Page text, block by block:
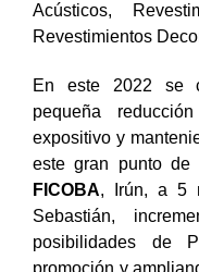
Acústicos,
Revestimientos
En este 2022 se
pequeña
expositivo y
este gran punto de
FICOBA, Irún, a 5
Sebastián,
posibilidades de